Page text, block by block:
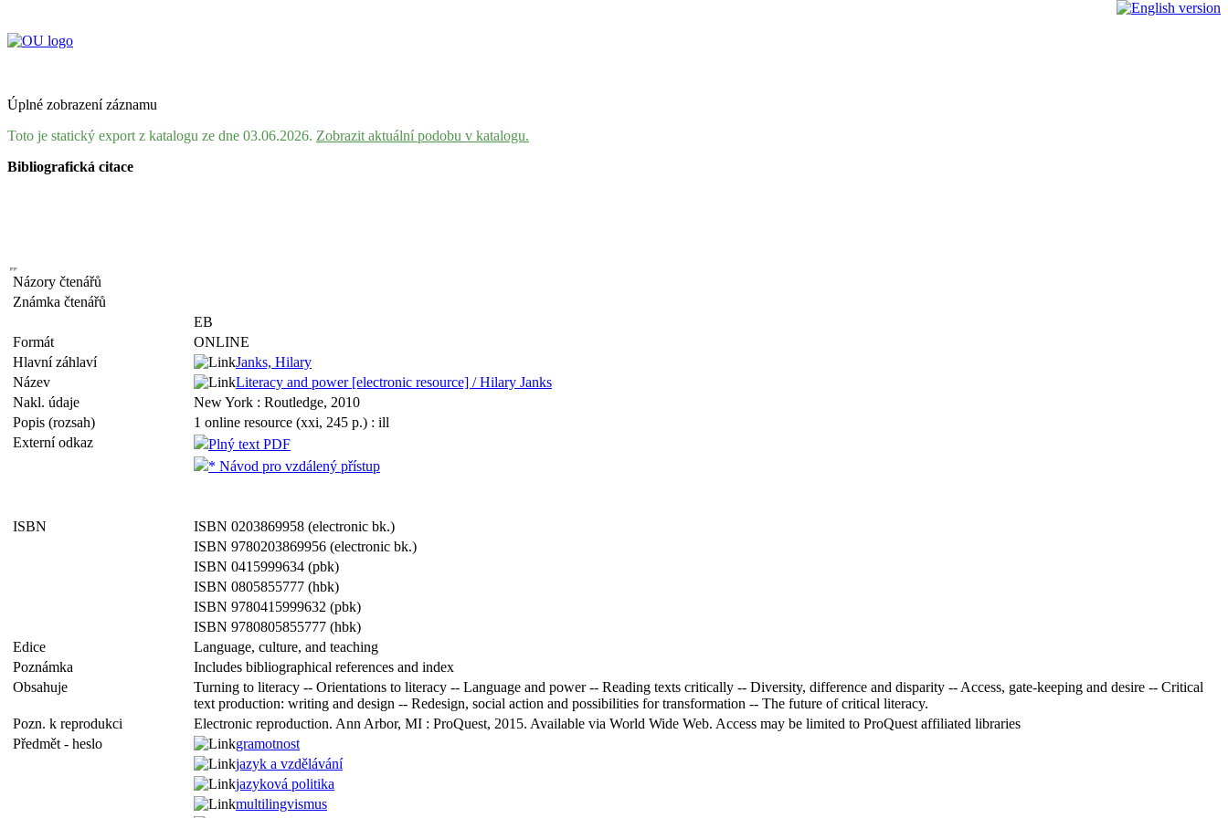
Úplné zobrazení záznamu
Toto je statický export z katalogu ze dne 03.06.2026. Zobrazit aktuální podobu v katalogu.
Bibliografická citace
Názory čtenářů
Známka čtenářů
EB
Formát
ONLINE
Hlavní záhlaví
Janks, Hilary
Název
Literacy and power [electronic resource] / Hilary Janks
Nakl. údaje
New York : Routledge, 2010
Popis (rozsah)
1 online resource (xxi, 245 p.) : ill
Externí odkaz
Plný text PDF
* Návod pro vzdálený přístup
ISBN
ISBN 0203869958 (electronic bk.)
ISBN 9780203869956 (electronic bk.)
ISBN 0415999634 (pbk)
ISBN 0805855777 (hbk)
ISBN 9780415999632 (pbk)
ISBN 9780805855777 (hbk)
Edice
Language, culture, and teaching
Poznámka
Includes bibliographical references and index
Obsahuje
Turning to literacy -- Orientations to literacy -- Language and power -- Reading texts critically -- Diversity, difference and disparity -- Access, gate-keeping and desire -- Critical
text production: writing and design -- Redesign, social action and possibilities for transformation -- The future of critical literacy.
Pozn. k reprodukci
Electronic reproduction. Ann Arbor, MI : ProQuest, 2015. Available via World Wide Web. Access may be limited to ProQuest affiliated libraries
Předmět - heslo
gramotnost
jazyk a vzdělávání
jazyková politika
multilingvismus